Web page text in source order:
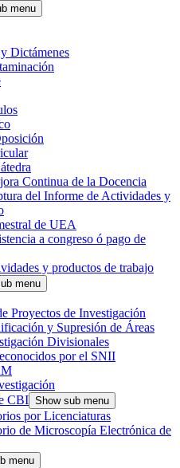
menu
Dictámenes
Continua de la Docencia
del Informe de Actividades y
de UEA
a congreso ó pago de
y productos de trabajo
menu
Proyectos de Investigación
y Supresión de Áreas
Divisionales
por el SNII
CBI Show sub menu
por Licenciaturas
de Microscopía Electrónica de
menu